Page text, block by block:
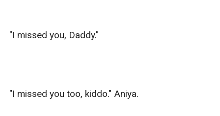
"I missed you, Daddy."
"I missed you too, kiddo." Aniya.